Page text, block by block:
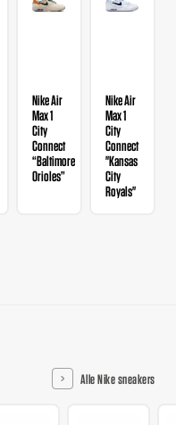
Nike Air
Max 1
City
Connect
“Baltimore
Orioles”
Nike Air
Max 1
City
Connect
"Kansas
City
Royals"
Alle Nike sneakers